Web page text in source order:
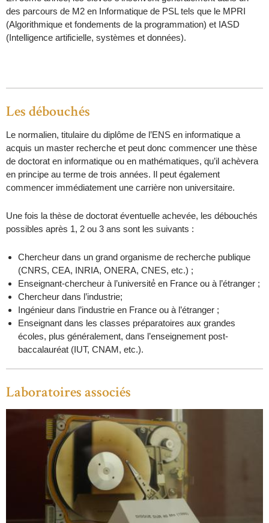
des parcours de M2 en Informatique de PSL tels que le MPRI
(Algorithmique et fondements de la programmation) et IASD
(Intelligence artificielle, systèmes et données).
Les débouchés
Le normalien, titulaire du diplôme de l’ENS en informatique a
acquis un master recherche et peut donc commencer une thèse
de doctorat en informatique ou en mathématiques, qu’il achèvera
en principe au terme de trois années. Il peut également
commencer immédiatement une carrière non universitaire.
Une fois la thèse de doctorat éventuelle achevée, les débouchés
possibles après 1, 2 ou 3 ans sont les suivants :
Chercheur dans un grand organisme de recherche publique
(CNRS, CEA, INRIA, ONERA, CNES, etc.) ;
Enseignant-chercheur à l’université́ en France ou à l’étranger ;
Chercheur dans l’industrie;
Ingénieur dans l’industrie en France ou à l’étranger ;
Enseignant dans les classes préparatoires aux grandes
écoles, plus généralement, dans l’enseignement post-
baccalauréat (IUT, CNAM, etc.).
Laboratoires associés